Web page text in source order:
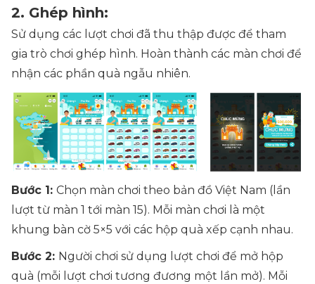
2. Ghép hình:
Sử dụng các lượt chơi đã thu thập được để tham
gia trò chơi ghép hình. Hoàn thành các màn chơi để
nhận các phần quà ngẫu nhiên.
Bước 1: Chọn màn chơi theo bản đồ Việt Nam (lần
lượt từ màn 1 tới màn 15). Mỗi màn chơi là một
khung bàn cờ 5×5 với các hộp quà xếp cạnh nhau.
Bước 2: Người chơi sử dụng lượt chơi để mở hộp
quà (mỗi lượt chơi tương đương một lần mở). Mỗi